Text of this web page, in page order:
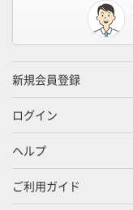
新規会員登録
ログイン
ヘルプ
ご利用ガイド